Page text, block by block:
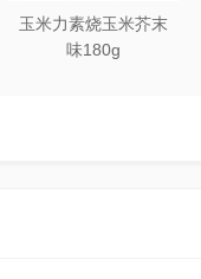
玉米力素烧玉米芥末
味180g